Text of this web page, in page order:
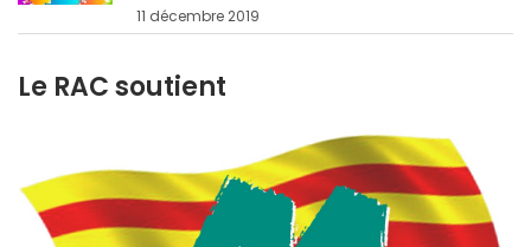
11 décembre 2019
Le RAC soutient